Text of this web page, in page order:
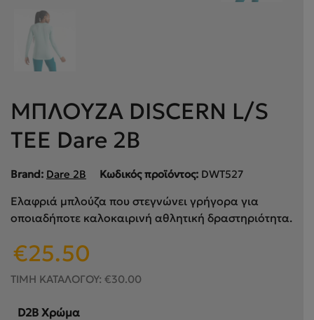
ΜΠΛΟΥΖΑ DISCERN L/S
TEE Dare 2B
Brand: Dare 2B Κωδικός προϊόντος: DWT527
Ελαφριά μπλούζα που στεγνώνει γρήγορα για
οποιαδήποτε καλοκαιρινή αθλητική δραστηριότητα.
Original
price
was:
€25.50
τιμή
ΤΙΜΗ ΚΑΤΑΛΟΓΟΥ: €30.00
D2B Xρώμα